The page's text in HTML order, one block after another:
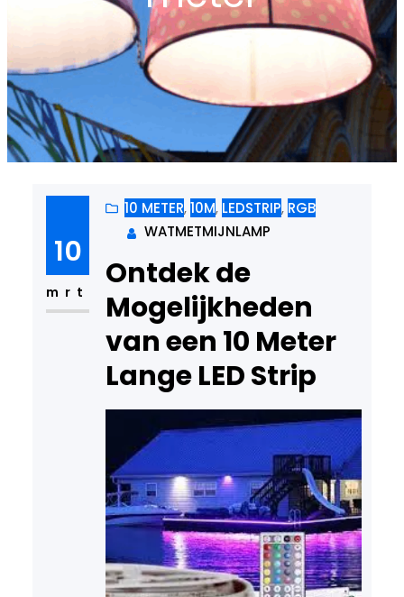
10
mrt
10 METER, 10M, LEDSTRIP, RGB
WATMETMIJNLAMP
Ontdek de
Mogelijkheden
van een 10 Meter
Lange LED Strip